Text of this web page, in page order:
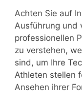
Achten Sie auf
Ausführung und
professionellen
zu verstehen,
sind, um Ihre
Athleten stellen
Ansehen ihrer